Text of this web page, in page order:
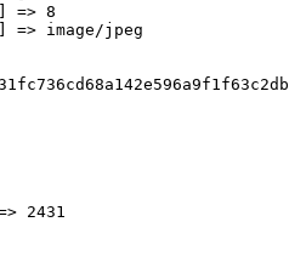
=> 8
=> image/jpeg
2431